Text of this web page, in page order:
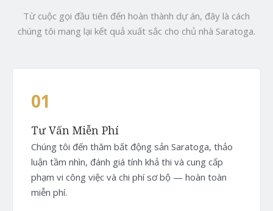
Từ cuộc gọi đầu tiên đến hoàn thành dự án, đây là cách
chúng tôi mang lại kết quả xuất sắc cho chủ nhà Saratoga.
01
Tư Vấn Miễn Phí
Chúng tôi đến thăm bất động sản Saratoga, thảo
luận tầm nhìn, đánh giá tính khả thi và cung cấp
phạm vi công việc và chi phí sơ bộ — hoàn toàn
miễn phí.